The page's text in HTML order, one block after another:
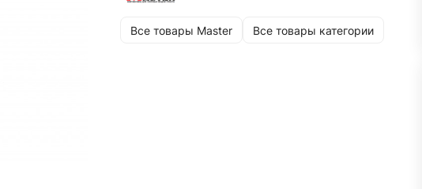
Все товары Master Все товары категории